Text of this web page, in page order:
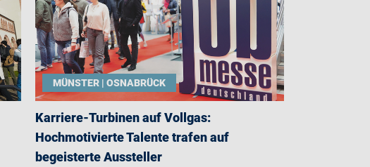
MÜNSTER | OSNABRÜCK
Karriere-Turbinen auf Vollgas:
Hochmotivierte Talente trafen auf
begeisterte Aussteller